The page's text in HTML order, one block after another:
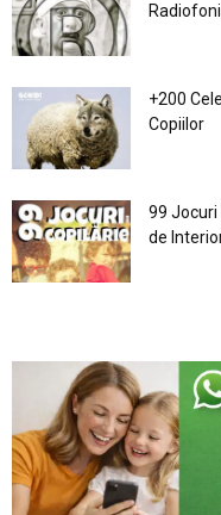
+200
Copiilor
99 Jocuri
de